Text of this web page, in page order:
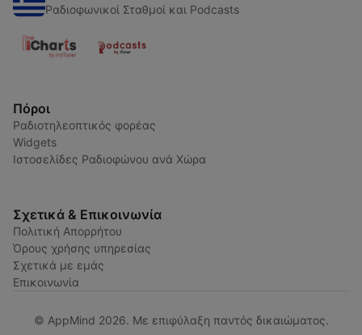
Ραδιοφωνικοί Σταθμοί και Podcasts
Πόροι
Ραδιοτηλεοπτικός φορέας
Widgets
Ιστοσελίδες Ραδιοφώνου ανά Χώρα
Σχετικά & Επικοινωνία
Πολιτική Απορρήτου
Όρους χρήσης υπηρεσίας
Σχετικά με εμάς
Επικοινωνία
© AppMind 2026. Με επιφύλαξη παντός δικαιώματος.